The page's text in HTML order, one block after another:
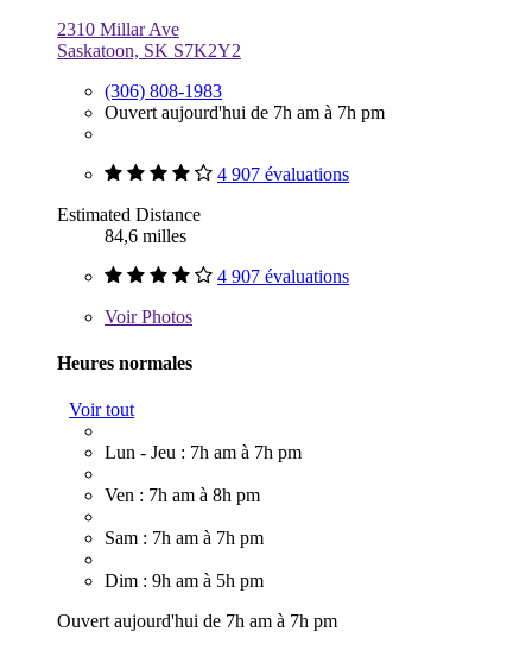
2310 Millar Ave
Saskatoon, SK S7K2Y2
(306) 808-1983
Ouvert aujourd'hui de 7h am à 7h pm
4 907 évaluations
Estimated Distance
84,6 milles
4 907 évaluations
VoirPhotos
Heures normales
Voir tout
Lun - Jeu : 7h am à 7h pm
Ven : 7h am à 8h pm
Sam : 7h am à 7h pm
Dim : 9h am à 5h pm
Ouvert aujourd'hui de 7h am à 7h pm